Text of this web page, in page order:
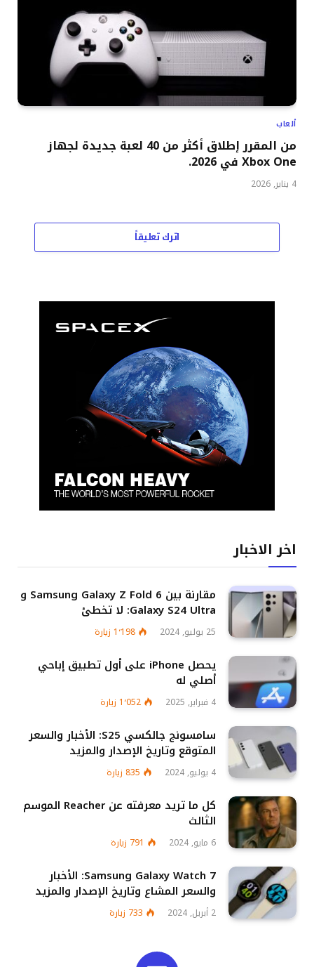
ألعاب
من المقرر إطلاق أكثر من 40 لعبة جديدة لجهاز
Xbox One في 2026.
4 يناير, 2026
اترك تعليقاً
اخر الاخبار
مقارنة بين Samsung Galaxy Z Fold 6 و
Galaxy S24 Ultra: لا تخطئ
25 يوليو, 2024 1٬198 زيارة
يحصل iPhone على أول تطبيق إباحي
أصلي له
4 فبراير, 2025 1٬052 زيارة
سامسونج جالكسي S25: الأخبار والسعر
المتوقع وتاريخ الإصدار والمزيد
4 يوليو, 2024 835 زيارة
كل ما تريد معرفته عن Reacher الموسم
الثالث
6 مايو, 2024 791 زيارة
Samsung Galaxy Watch 7: الأخبار
والسعر المشاع وتاريخ الإصدار والمزيد
2 أبريل, 2024 733 زيارة